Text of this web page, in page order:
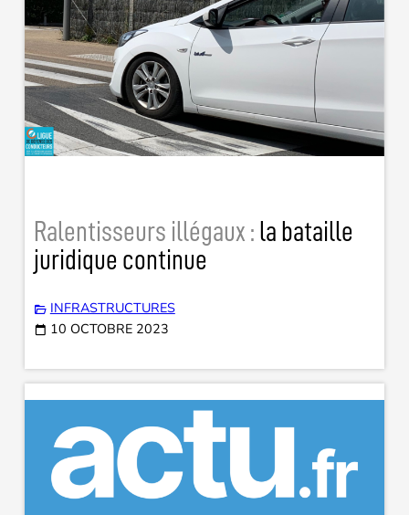
Ralentisseurs illégaux : la bataille
juridique continue
INFRASTRUCTURES
10 OCTOBRE 2023